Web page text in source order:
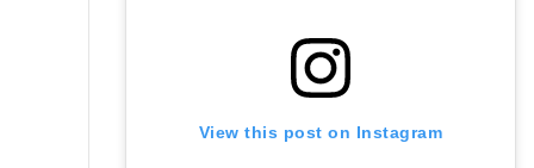
View this post on Instagram